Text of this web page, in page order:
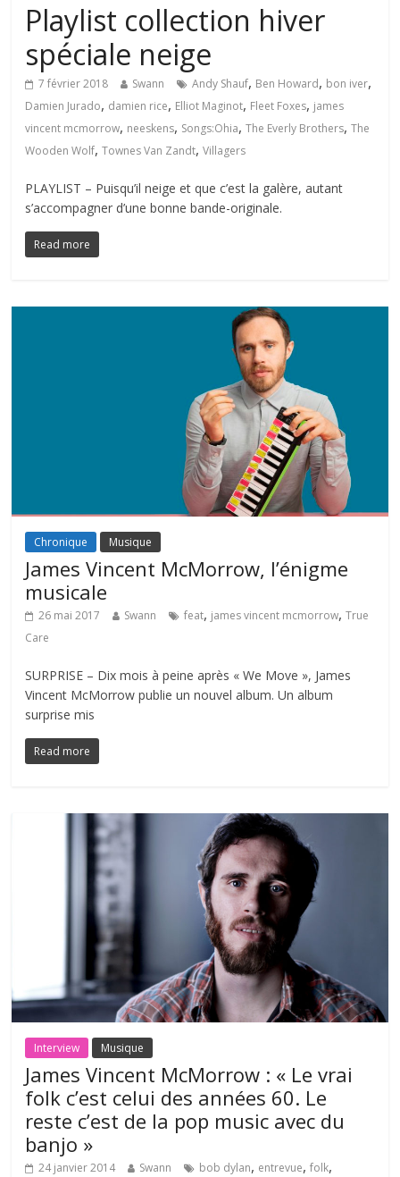
Playlist collection hiver
spéciale neige
7 février 2018 Swann Andy Shauf, Ben Howard, bon iver,
Damien Jurado, damien rice, Elliot Maginot, Fleet Foxes, james
vincent mcmorrow, neeskens, Songs:Ohia,The Everly Brothers,The
Wooden Wolf,Townes Van Zandt,Villagers
PLAYLIST – Puisqu’il neige et que c’est la galère, autant
s’accompagner d’une bonne bande-originale.
Read more
Chronique Musique
James Vincent McMorrow, l’énigme
musicale
26 mai 2017 Swann feat, james vincent mcmorrow,True
Care
SURPRISE – Dix mois à peine après « We Move », James
Vincent McMorrow publie un nouvel album. Un album
surprise mis
Read more
Interview Musique
James Vincent McMorrow : « Le vrai
folk c’est celui des années 60. Le
reste c’est de la pop music avec du
banjo »
24 janvier 2014 Swann bob dylan, entrevue,folk,